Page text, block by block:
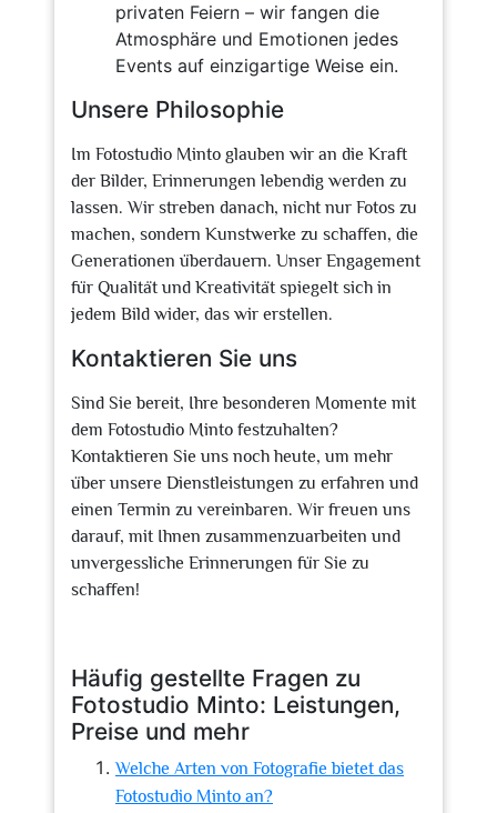
privaten Feiern – wir fangen die
Atmosphäre und Emotionen jedes
Events auf einzigartige Weise ein.
Unsere Philosophie
Im Fotostudio Minto glauben wir an die Kraft
der Bilder, Erinnerungen lebendig werden zu
lassen. Wir streben danach, nicht nur Fotos zu
machen, sondern Kunstwerke zu schaffen, die
Generationen überdauern. Unser Engagement
für Qualität und Kreativität spiegelt sich in
jedem Bild wider, das wir erstellen.
Kontaktieren Sie uns
Sind Sie bereit, Ihre besonderen Momente mit
dem Fotostudio Minto festzuhalten?
Kontaktieren Sie uns noch heute, um mehr
über unsere Dienstleistungen zu erfahren und
einen Termin zu vereinbaren. Wir freuen uns
darauf, mit Ihnen zusammenzuarbeiten und
unvergessliche Erinnerungen für Sie zu
schaffen!
Häufig gestellte Fragen zu
Fotostudio Minto: Leistungen,
Preise und mehr
Welche Arten von Fotografie bietet das
Fotostudio Minto an?